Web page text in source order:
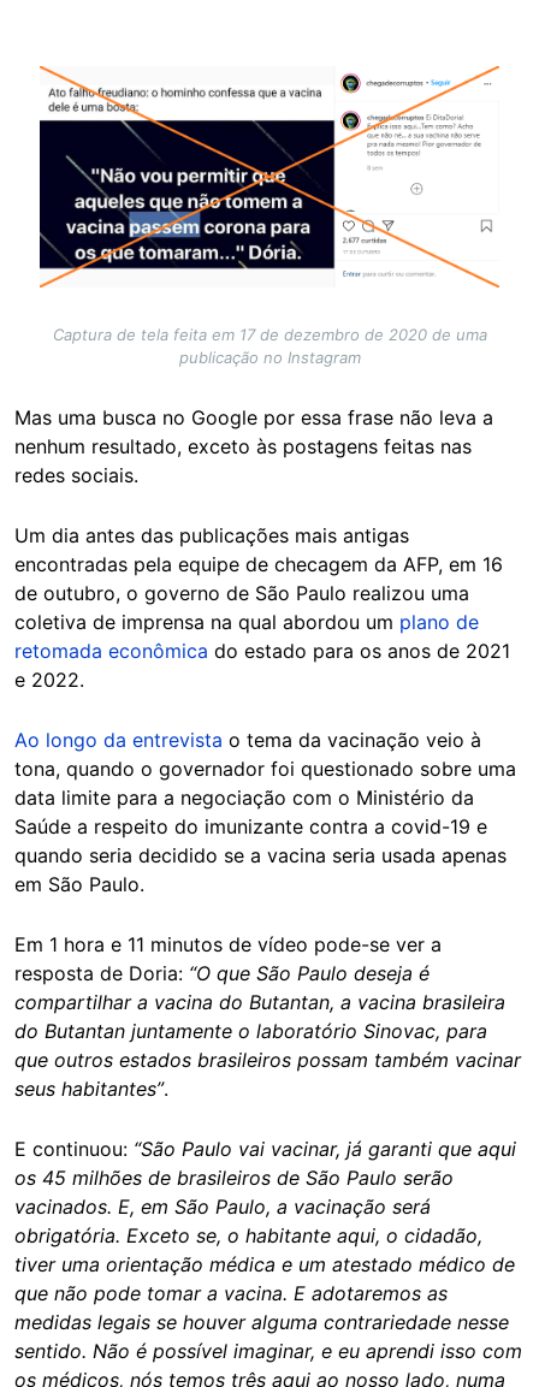
Image
Captura de tela feita em 17 de dezembro de 2020 de uma
publicação no Instagram
Mas uma busca no Google por essa frase não leva a
nenhum resultado, exceto às postagens feitas nas
redes sociais.
Um dia antes das publicações mais antigas
encontradas pela equipe de checagem da AFP, em 16
de outubro, o governo de São Paulo realizou uma
coletiva de imprensa na qual abordou um plano de
retomada econômica do estado para os anos de 2021
e 2022.
Ao longo da entrevista o tema da vacinação veio à
tona, quando o governador foi questionado sobre uma
data limite para a negociação com o Ministério da
Saúde a respeito do imunizante contra a covid-19 e
quando seria decidido se a vacina seria usada apenas
em São Paulo.
Em 1 hora e 11 minutos de vídeo pode-se ver a
resposta de Doria: “O que São Paulo deseja é
compartilhar a vacina do Butantan, a vacina brasileira
do Butantan juntamente o laboratório Sinovac, para
que outros estados brasileiros possam também vacinar
seus habitantes”.
E continuou: “São Paulo vai vacinar, já garanti que aqui
os 45 milhões de brasileiros de São Paulo serão
vacinados. E, em São Paulo, a vacinação será
obrigatória. Exceto se, o habitante aqui, o cidadão,
tiver uma orientação médica e um atestado médico de
que não pode tomar a vacina. E adotaremos as
medidas legais se houver alguma contrariedade nesse
sentido. Não é possível imaginar, e eu aprendi isso com
os médicos, nós temos três aqui ao nosso lado, numa